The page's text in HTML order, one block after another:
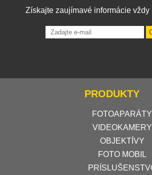
Získajte zaujímavé informácie vždy
PRODUKTY
FOTOAPARÁTY
VIDEOKAMERY
OBJEKTÍVY
FOTO MOBIL